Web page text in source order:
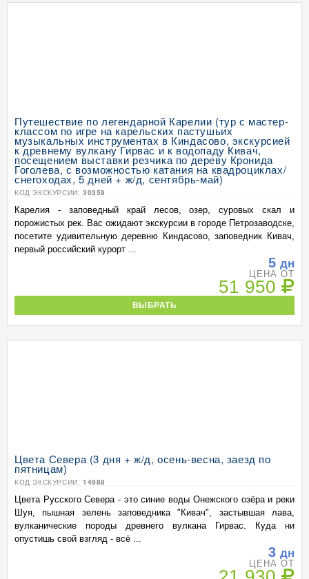
Путешествие по легендарной Карелии (тур с мастер-
классом по игре на карельских пастушьих
музыкальных инструментах в Киндасово, экскурсией
к древнему вулкану Гирвас и к водопаду Кивач,
посещением выставки резчика по дереву Кронида
Гоголева, с возможностью катания на квадроциклах/
снегоходах, 5 дней + ж/д, сентябрь-май)
КОД ЭКСКУРСИИ: 30359
Карелия - заповедный край лесов, озер, суровых скал и
порожистых рек. Вас ожидают экскурсии в городе Петрозаводске,
посетите удивительную деревню Киндасово, заповедник Кивач,
первый российский курорт ...
5 дн
ЦЕНА ОТ
51 950
ВЫБРАТЬ
Цвета Севера (3 дня + ж/д, осень-весна, заезд по
пятницам)
КОД ЭКСКУРСИИ: 14988
Цвета Русского Севера - это синие воды Онежского озёра и реки
Шуя, пышная зелень заповедника "Кивач", застывшая лава,
вулканические породы древнего вулкана Гирвас. Куда ни
опустишь свой взгляд - всё ...
3 дн
ЦЕНА ОТ